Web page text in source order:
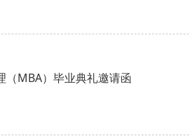
MBA）毕业典礼邀请函